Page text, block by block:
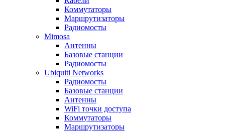
Коммутаторы
Маршрутизаторы
Радиомосты
Mimosa
Антенны
Базовые станции
Радиомосты
Ubiquiti Networks
Радиомосты
Базовые станции
Антенны
WiFi точки доступа
Коммутаторы
Маршрутизаторы